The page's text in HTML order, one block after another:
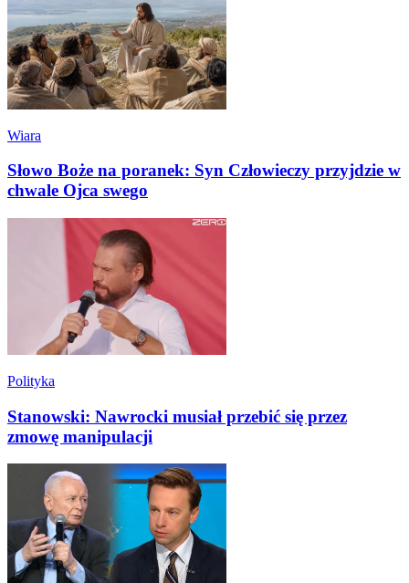
Wiara
Słowo Boże na poranek: Syn Człowieczy przyjdzie w
chwale Ojca swego
Polityka
Stanowski: Nawrocki musiał przebić się przez
zmowę manipulacji